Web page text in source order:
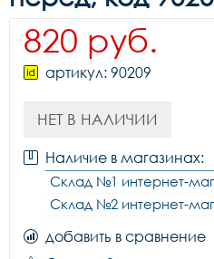
820 руб.
артикул: 90209
НЕТ В НАЛИЧИИ
Наличие в магазинах:
Склад №1 интернет-
Склад №2 интернет-
добавить в сравнение